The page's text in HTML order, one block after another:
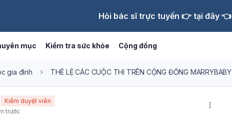
Hỏi bác sĩ trực tuyến 👉 tại đây 👈
mục Kiểm tra sức khỏe Cộng đồng
gia đình THỂ LỆ CÁC CUỘC THI TRÊN CỘNG ĐỒNG MARRYBABY
Kiểm duyệt viên
trước